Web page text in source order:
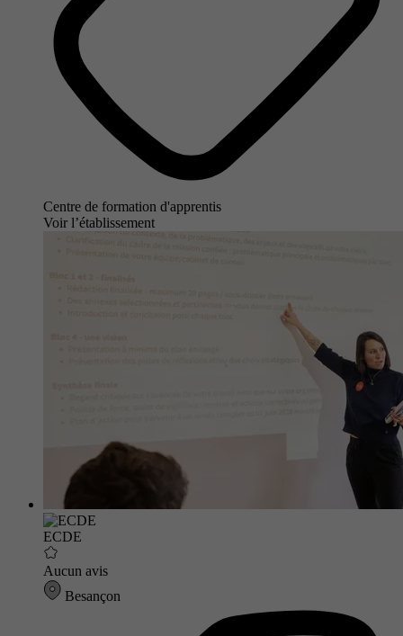
Centre de formation d'apprentis
Voir l’établissement
ECDE
Aucun avis
Besançon